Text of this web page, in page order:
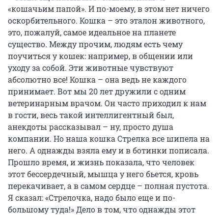
«кошачьим папой». И по-моему, в этом нет ничего
оскорбительного. Кошка – это эталон животного,
это, пожалуй, самое идеальное на планете
существо. Между прочим, людям есть чему
поучиться у кошек: например, в общении или
уходу за собой. Эти животные чувствуют
абсолютно все! Кошка – она ведь не каждого
принимает. Вот мы 20 лет дружили с одним
ветеринарным врачом. Он часто приходил к нам
в гости, весь такой интеллигентный был,
анекдоты рассказывал – ну, просто душа
компании. Но наша кошка Стрелка все шипела на
него. А однажды взяла ему и в ботинки пописала.
Прошло время, и жизнь показала, что человек
этот бессердечный, мышца у него бьется, кровь
перекачивает, а в самом сердце – полная пустота.
Я сказал: «Стрелочка, надо было еще и по-
большому туда!» Дело в том, что однажды этот